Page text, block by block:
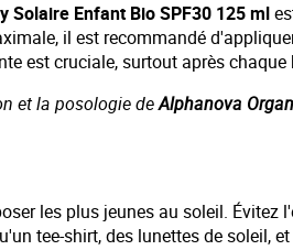
Solaire Enfant Bio SPF30 125 ml
il est recommandé
est cruciale, surtout après
et la posologie deAlphanova
les plus jeunes au soleil.
tee-shirt, des lunettes de